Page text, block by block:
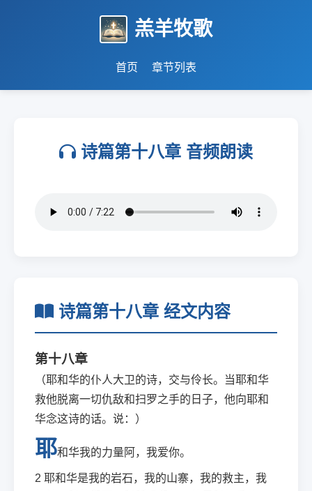
羔羊牧歌
首页 章节列表
诗篇第十八章 音频朗读
诗篇第十八章 经文内容
第十八章
（耶和华的仆人大卫的诗，交与伶长。当耶和华
救他脱离一切仇敌和扫罗之手的日子，他向耶和
华念这诗的话。说：）
耶和华我的力量阿，我爱你。
2 耶和华是我的岩石，我的山寨，我的救主，我